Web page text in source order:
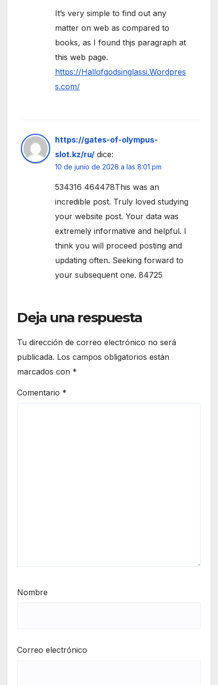
It’s very simple to find out any
matter on web as compared to
books, as I found thjs paragraph at
this web page.
https://Hallofgodsinglassi.Wordpres
s.com/
https://gates-of-olympus-
slot.kz/ru/ dice:
10 de junio de 2026 a las 8:01 pm
534316 464478This was an
incredible post. Truly loved studying
your website post. Your data was
extremely informative and helpful. I
think you will proceed posting and
updating often. Seeking forward to
your subsequent one. 84725
Deja una respuesta
Tu dirección de correo electrónico no será
publicada. Los campos obligatorios están
marcados con *
Comentario *
Nombre
Correo electrónico